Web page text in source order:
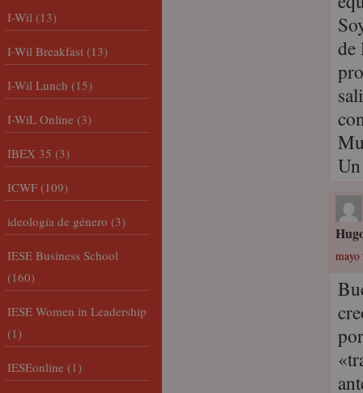
de
mayo
I-Wil (13)
I-Wil Breakfast (13)
I-Wil Lunch (15)
I-WiL Online (3)
IBEX 35 (3)
ICWF (109)
ideología de género (3)
IESE Business School
(160)
IESE Women in Leadership
(1)
IESEonline (1)